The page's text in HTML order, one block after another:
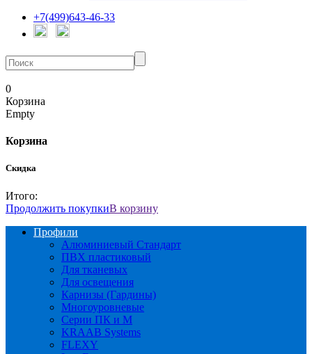
+7(499)643-46-33
0
Корзина
Empty
Корзина
Скидка
Итого:
Продолжить покупкиВ корзину
Профили
Алюминиевый Стандарт
ПВХ пластиковый
Для тканевых
Для освещения
Карнизы (Гардины)
Многоуровневые
Серии ПК и М
KRAAB Systems
FLEXY